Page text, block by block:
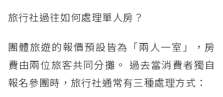
旅行社過往如何處理單人房？
團體旅遊的報價預設皆為「兩人一室」，房
費由兩位旅客共同分攤。 過去當消費者獨自
報名參團時，旅行社通常有三種處理方式：